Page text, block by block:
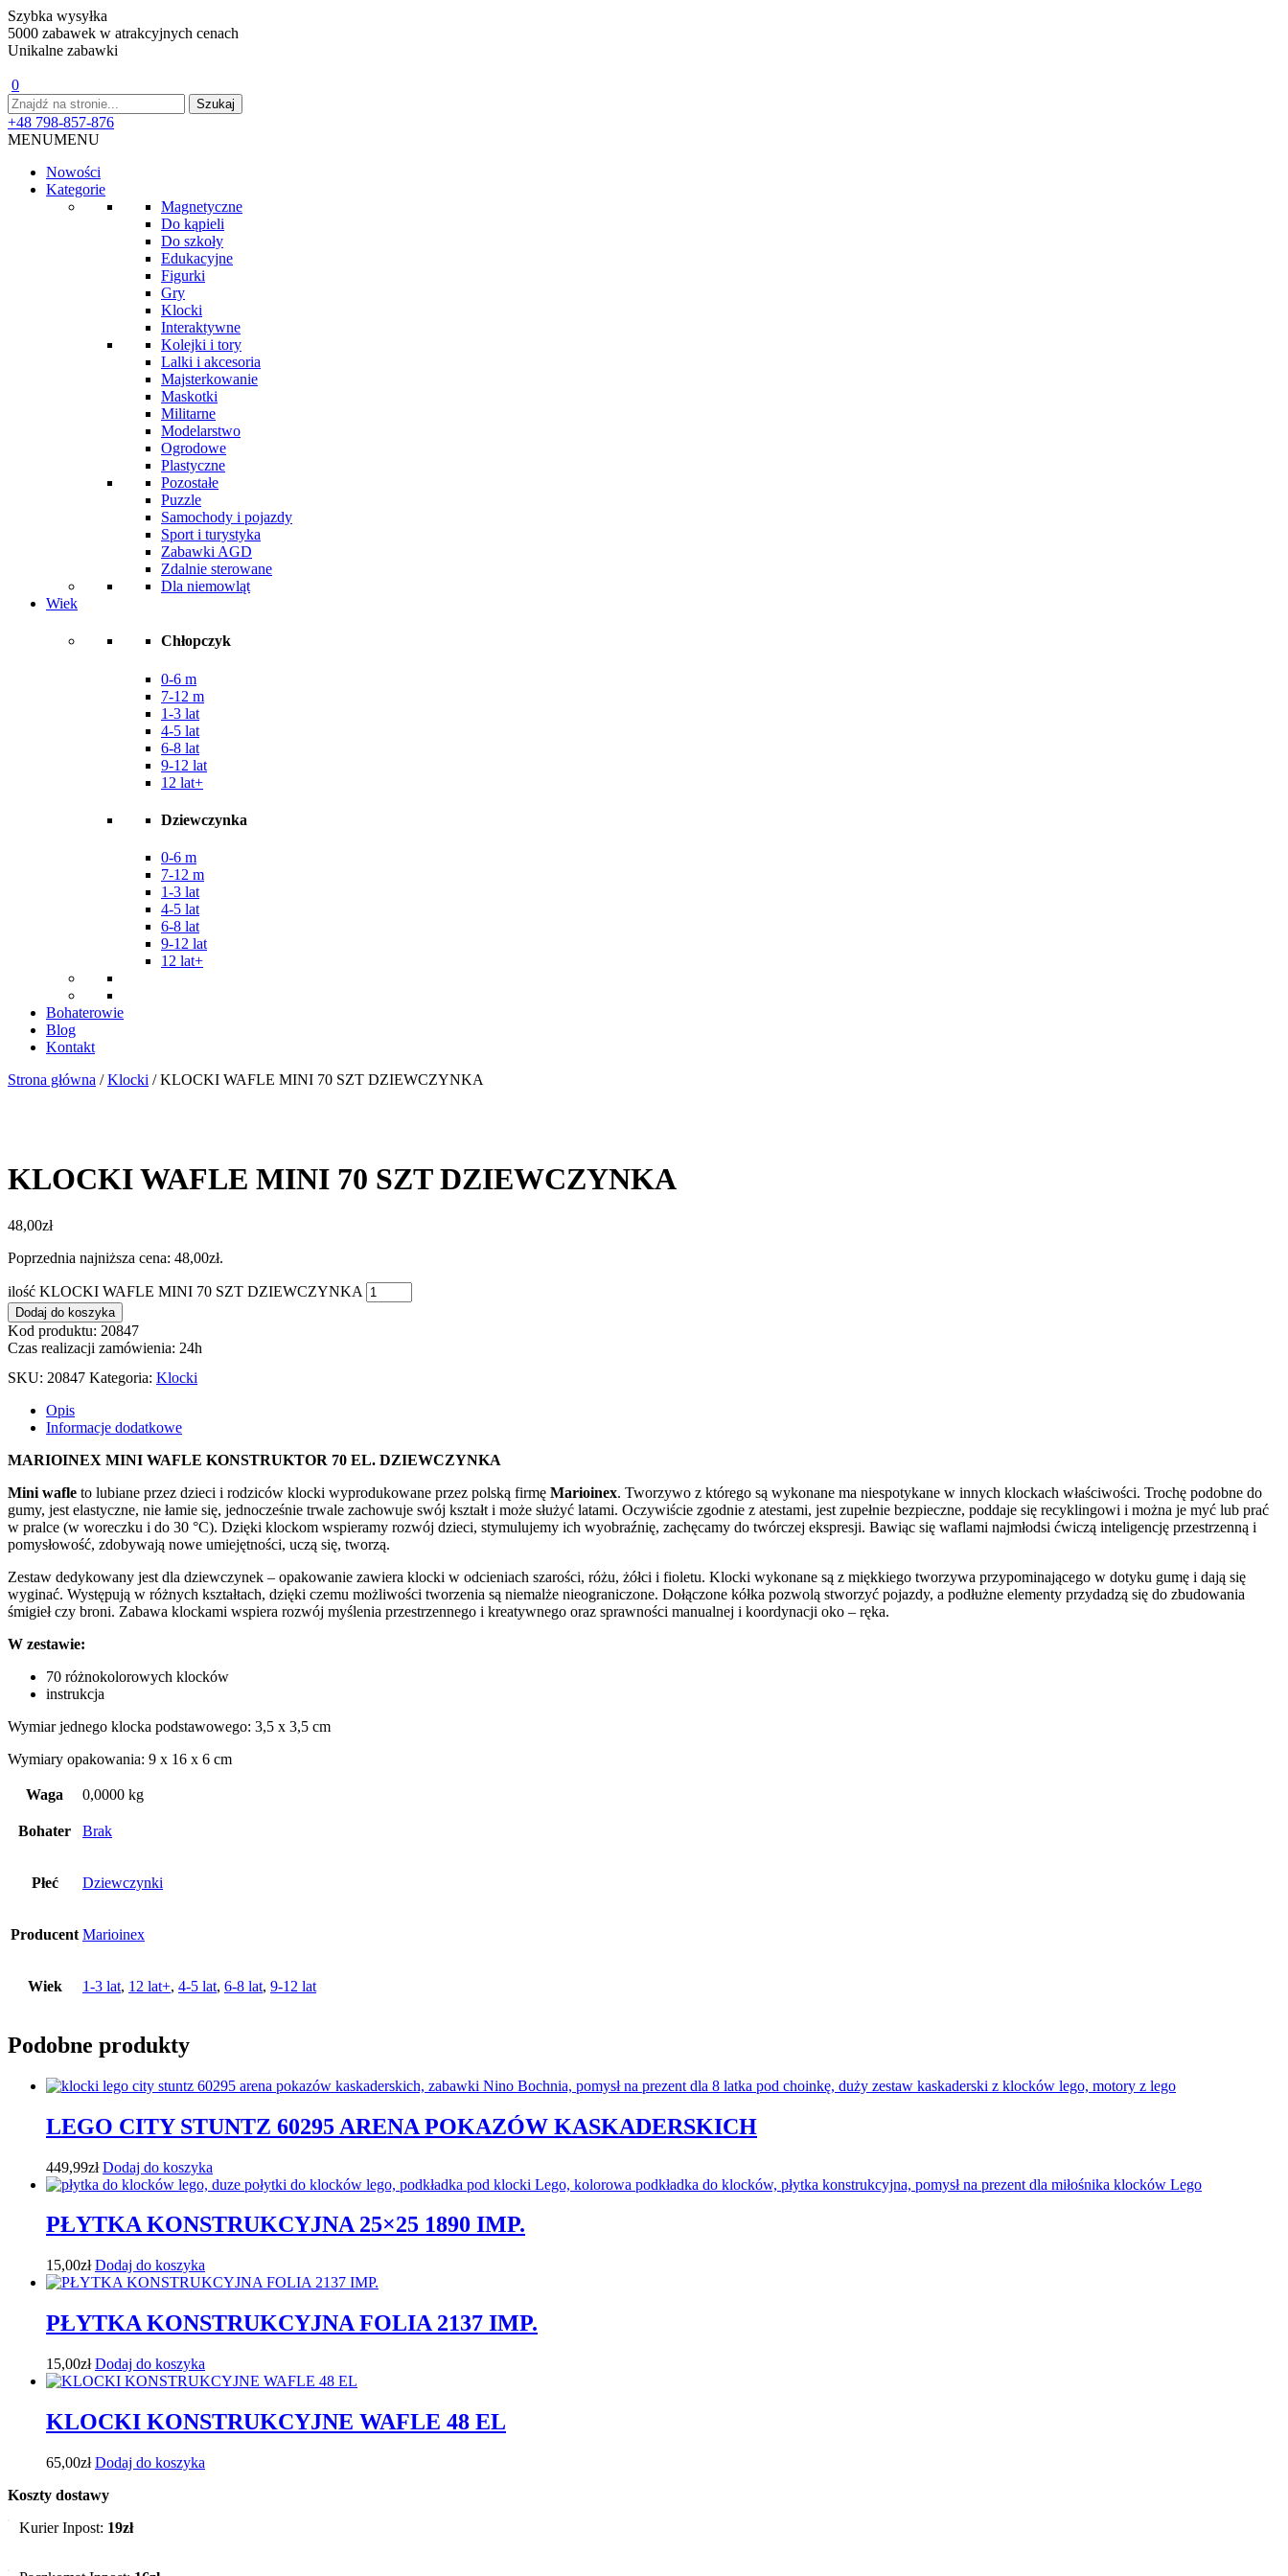
Szybka wysyłka
5000 zabawek w atrakcyjnych cenach
Unikalne zabawki
0
+48 798-857-876
MENUMENU
Nowości
Kategorie
Magnetyczne
Do kąpieli
Do szkoły
Edukacyjne
Figurki
Gry
Klocki
Interaktywne
Kolejki i tory
Lalki i akcesoria
Majsterkowanie
Maskotki
Militarne
Modelarstwo
Ogrodowe
Plastyczne
Pozostałe
Puzzle
Samochody i pojazdy
Sport i turystyka
Zabawki AGD
Zdalnie sterowane
Dla niemowląt
Wiek
Chłopczyk
0-6 m
7-12 m
1-3 lat
4-5 lat
6-8 lat
9-12 lat
12 lat+
Dziewczynka
0-6 m
7-12 m
1-3 lat
4-5 lat
6-8 lat
9-12 lat
12 lat+
Bohaterowie
Blog
Kontakt
Strona główna /Klocki / KLOCKI WAFLE MINI 70 SZT DZIEWCZYNKA
KLOCKI WAFLE MINI 70 SZT DZIEWCZYNKA
48,00zł
Poprzednia najniższa cena: 48,00zł.
ilość KLOCKI WAFLE MINI 70 SZT DZIEWCZYNKA
Dodaj do koszyka
Kod produktu: 20847
Czas realizacji zamówienia: 24h
SKU: 20847 Kategoria: Klocki
Opis
Informacje dodatkowe
MARIOINEX MINI WAFLE KONSTRUKTOR 70 EL. DZIEWCZYNKA
Mini wafle to lubiane przez dzieci i rodziców klocki wyprodukowane przez polską firmę Marioinex. Tworzywo z którego są wykonane ma niespotykane w innych klockach właściwości. Trochę podobne do
gumy, jest elastyczne, nie łamie się, jednocześnie trwale zachowuje swój kształt i może służyć latami. Oczywiście zgodnie z atestami, jest zupełnie bezpieczne, poddaje się recyklingowi i można je myć lub prać
w pralce (w woreczku i do 30 °C). Dzięki klockom wspieramy rozwój dzieci, stymulujemy ich wyobraźnię, zachęcamy do twórczej ekspresji. Bawiąc się waflami najmłodsi ćwiczą inteligencję przestrzenną i
pomysłowość, zdobywają nowe umiejętności, uczą się, tworzą.
Zestaw dedykowany jest dla dziewczynek – opakowanie zawiera klocki w odcieniach szarości, różu, żółci i fioletu. Klocki wykonane są z miękkiego tworzywa przypominającego w dotyku gumę i dają się
wyginać. Występują w różnych kształtach, dzięki czemu możliwości tworzenia są niemalże nieograniczone. Dołączone kółka pozwolą stworzyć pojazdy, a podłużne elementy przydadzą się do zbudowania
śmigieł czy broni. Zabawa klockami wspiera rozwój myślenia przestrzennego i kreatywnego oraz sprawności manualnej i koordynacji oko – ręka.
W zestawie:
70 różnokolorowych klocków
instrukcja
Wymiar jednego klocka podstawowego: 3,5 x 3,5 cm
Wymiary opakowania: 9 x 16 x 6 cm
Waga 0,0000 kg
Bohater Brak
Płeć Dziewczynki
Producent Marioinex
Wiek 1-3 lat, 12 lat+, 4-5 lat, 6-8 lat, 9-12 lat
Podobne produkty
LEGO CITY STUNTZ 60295 ARENA POKAZÓW KASKADERSKICH
449,99zł Dodaj do koszyka
PŁYTKA KONSTRUKCYJNA 25×25 1890 IMP.
15,00zł Dodaj do koszyka
PŁYTKA KONSTRUKCYJNA FOLIA 2137 IMP.
15,00zł Dodaj do koszyka
KLOCKI KONSTRUKCYJNE WAFLE 48 EL
65,00zł Dodaj do koszyka
Koszty dostawy
Kurier Inpost: 19zł